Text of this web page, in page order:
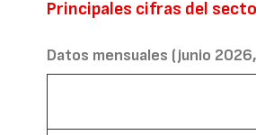
Principales cifras del
Datos mensuales (junio